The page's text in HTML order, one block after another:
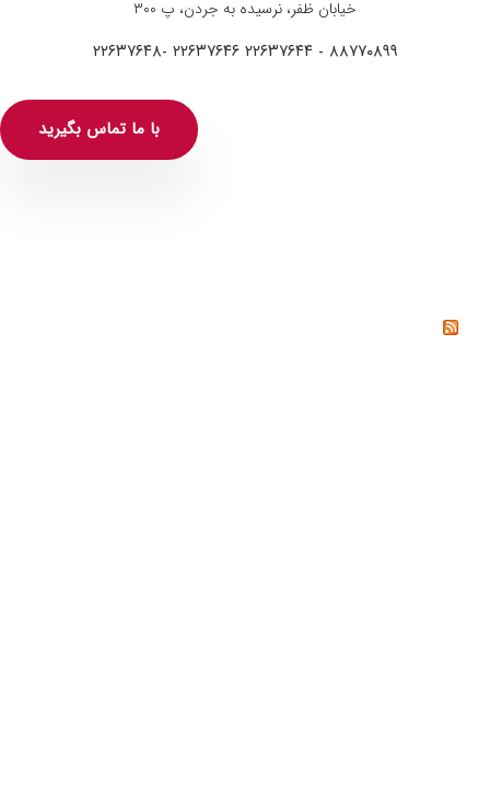
خیابان ظفر، نرسیده به جردن، پ ۳۰۰
۸۸۷۷۰۸۹۹ - ۲۲۶۳۷۶۴۴ ۲۲۶۳۷۶۴۶ -۲۲۶۳۷۶۴۸
با ما تماس بگیرید